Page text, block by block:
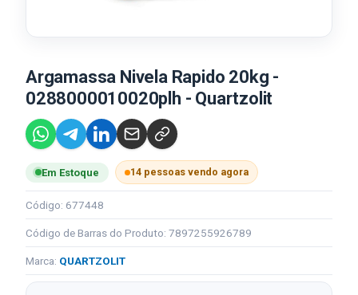
Argamassa Nivela Rapido 20kg -
0288000010020plh - Quartzolit
Em Estoque 14 pessoas vendo agora
Código: 677448
Código de Barras do Produto: 7897255926789
Marca: QUARTZOLIT